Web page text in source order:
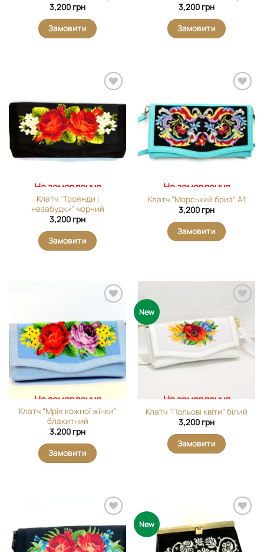
3,200 грн
Замовити
3,200 грн
Замовити
виріб у
вибране
На замовлення
Клатч “Троянди і
незабудки” чорний
3,200 грн
Замовити
виріб у
вибране
На замовлення
Клатч “Морський бриз” А1
3,200 грн
Замовити
виріб у
вибране
На замовлення
Клатч “Мрія кожної жінки”
блакитний
3,200 грн
Замовити
New
виріб у
вибране
На замовлення
Клатч “Польові квіти” білий
3,200 грн
Замовити
Додати
виріб у
вибране
New
Додати
виріб у
вибране